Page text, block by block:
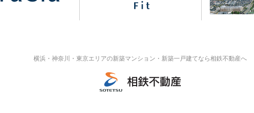
横浜・神奈川・東京エリアの新築マンション・新築一戸建てなら相鉄不動産へ